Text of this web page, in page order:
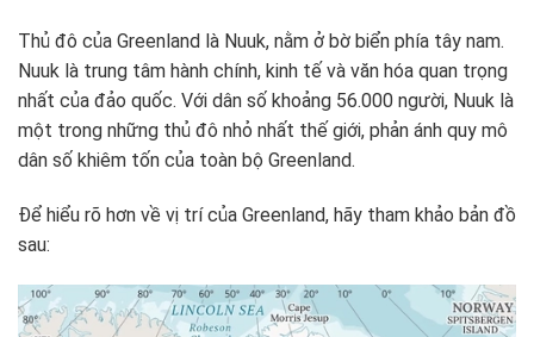
Thủ đô của Greenland là Nuuk, nằm ở bờ biển phía tây nam.
Nuuk là trung tâm hành chính, kinh tế và văn hóa quan trọng
nhất của đảo quốc. Với dân số khoảng 56.000 người, Nuuk là
một trong những thủ đô nhỏ nhất thế giới, phản ánh quy mô
dân số khiêm tốn của toàn bộ Greenland.
Để hiểu rõ hơn về vị trí của Greenland, hãy tham khảo bản đồ
sau: